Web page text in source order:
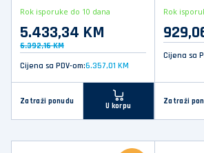
Rok isporuke do 10 dana
5.433,34 KM
6.392,16 KM
Cijena sa PDV-om:6.357,01 KM
Zatraži ponudu
U korpu
Rok
Cijena sa
Zatraži